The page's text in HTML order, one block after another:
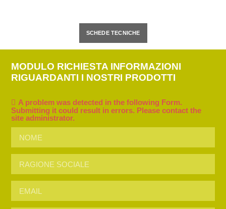
SCHEDE TECNICHE
MODULO RICHIESTA INFORMAZIONI
RIGUARDANTI I NOSTRI PRODOTTI
A problem was detected in the following Form.
Submitting it could result in errors. Please contact the
site administrator.